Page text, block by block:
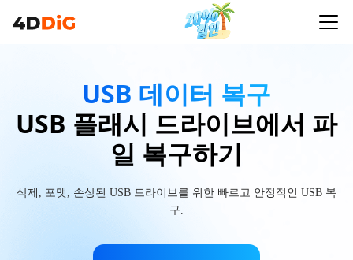
USB 데이터 복구
USB 플래시 드라이브에서 파
일 복구하기
삭제, 포맷, 손상된 USB 드라이브를 위한 빠르고 안정적인 USB 복
구.